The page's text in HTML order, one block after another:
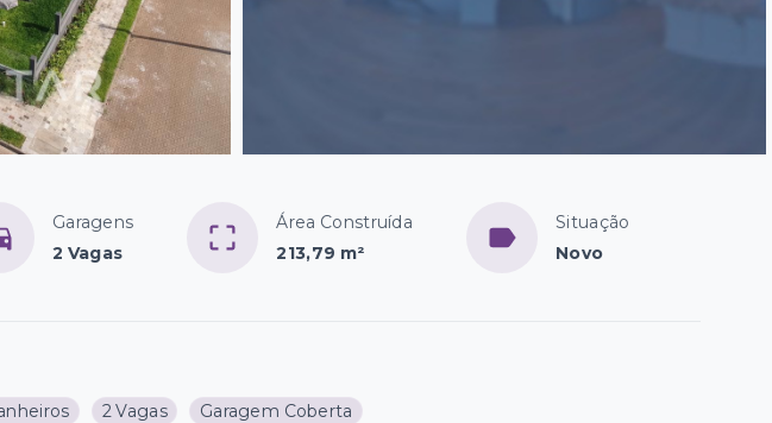
Garagens
2 Vagas
Área Construída
213,79 m²
Situação
Novo
2 Vagas Garagem Coberta